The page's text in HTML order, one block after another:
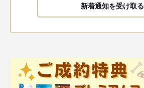
新着通知を受け取る